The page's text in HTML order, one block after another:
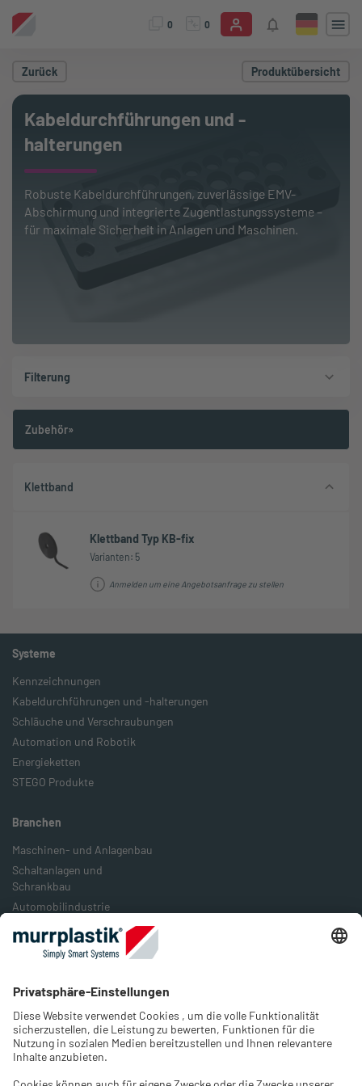
0 0
Zurück Produktübersicht
Kabeldurchführungen und -
halterungen
Robuste Kabeldurchführungen, zuverlässige EMV-
Abschirmung und integrierte Zugentlastungssysteme –
für maximale Sicherheit in Anlagen und Maschinen.
Filterung
Zubehör»
Klettband
Klettband Typ KB-fix
Varianten: 5
Anmelden um eine Angebotsanfrage zu stellen
Systeme
Kennzeichnungen
Kabeldurchführungen und -halterungen
Schläuche und Verschraubungen
Automation und Robotik
Energieketten
STEGO Produkte
Branchen
Maschinen- und Anlagenbau
Schaltanlagen und
Schrankbau
Automobilindustrie
Bahn- und Schienenverkehr
Lebensmittelindustrie
Energieindustrie
Unternehmen
Über uns